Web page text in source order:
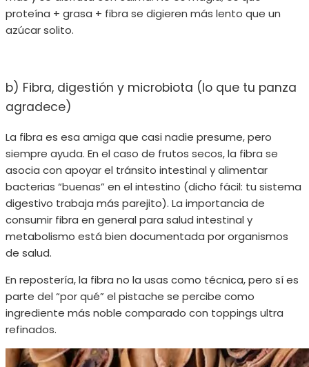
proteína + grasa + fibra se digieren más lento que un
azúcar solito.
b) Fibra, digestión y microbiota (lo que tu panza
agradece)
La fibra es esa amiga que casi nadie presume, pero
siempre ayuda. En el caso de frutos secos, la fibra se
asocia con apoyar el tránsito intestinal y alimentar
bacterias “buenas” en el intestino (dicho fácil: tu sistema
digestivo trabaja más parejito). La importancia de
consumir fibra en general para salud intestinal y
metabolismo está bien documentada por organismos
de salud.
En repostería, la fibra no la usas como técnica, pero sí es
parte del “por qué” el pistache se percibe como
ingrediente más noble comparado con toppings ultra
refinados.